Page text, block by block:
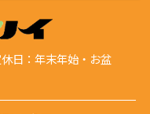
日：年末年始・お盆